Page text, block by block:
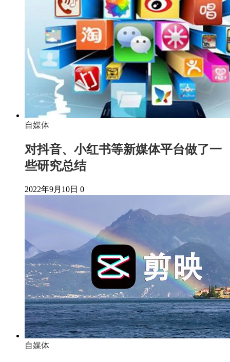
自媒体
对抖音、小红书等新媒体平台做了一
些研究总结
2022年9月10日 0
自媒体